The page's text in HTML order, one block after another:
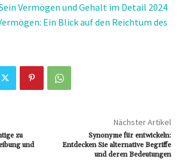
Vermögen und Gehalt im Detail 2024
Ein Blick auf den Reichtum des
zu
und
Nächster Artikel
Synonyme für entwickeln:
Entdecken Sie alternative Begriffe
und deren Bedeutungen